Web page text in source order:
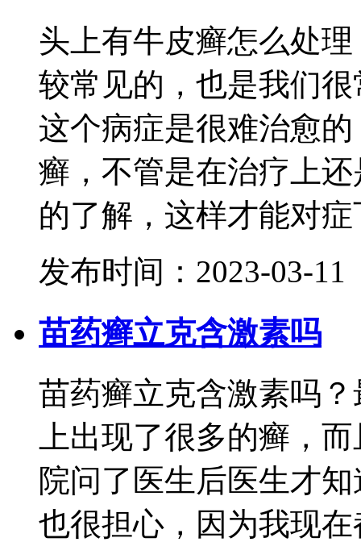
头上有牛皮癣怎么处
较常见的，也是我们
这个病症是很难治愈
癣，不管是在治疗上
的了解，这样才能对症
发布时间：2023-03-11
苗药癣立克含激素吗
苗药癣立克含激素吗
上出现了很多的癣，
院问了医生后医生才
也很担心，因为我现